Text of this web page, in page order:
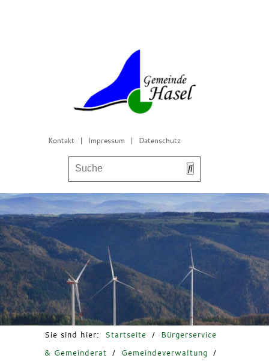
Kontakt | Impressum | Datenschutz
Bürgerservice & Gemeinderat
Leben in Hasel
Freizeit & Tourismus
Sie sind hier: Startseite /
Bürgerservice
& Gemeinderat
/ Gemeindeverwaltung
/